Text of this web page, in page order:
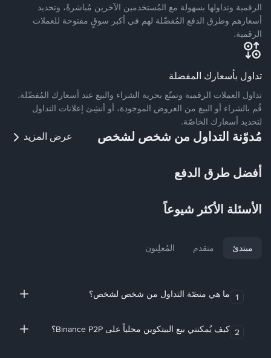
الرقمية وتداولها بسهولة مع المُستخدمين الآخرين مُباشرةً، وتحديد
أسعارهم وطرق الدفع المُفضّلة لهم في أكبر سوقٍ مفتوحة للعملات
الرقمية.
تداول بأسعارك المفضلة
تداول العملات الرقمية وتمتّع بحرية الشراء والبيع عند أسعارك المُفضّلة.
قُم بالشراء أو البيع من العروض الموجودة، أو أنشِئ إعلانات التداول
لتحديد أسعارك الخاصّة.
مُدوّنة التداول من شخص لشخص عرض المزيد
أفضل طرق الدفع
الأسئلة الأكثر شيوعاً
مبتدئ متقدم المُعلِنون
1 ما هي منصّة التداول من شخص لشخص؟
2 كيف يُمكنني بيع البيتكوين محلياً على Binance P2P؟